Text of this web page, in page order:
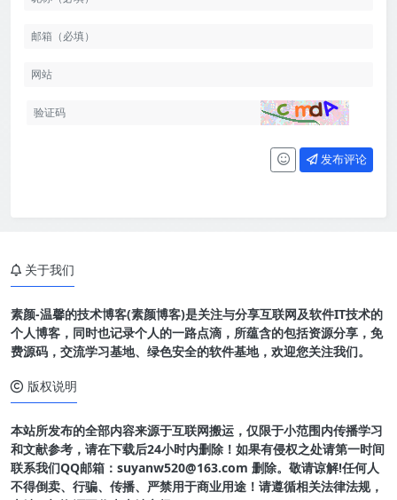
发布评论
关于我们
素颜-温馨的技术博客(素颜博客)是关注与分享互联网及软件IT技术的
个人博客，同时也记录个人的一路点滴，所蕴含的包括资源分享，免
费源码，交流学习基地、绿色安全的软件基地，欢迎您关注我们。
版权说明
本站所发布的全部内容来源于互联网搬运，仅限于小范围内传播学习
和文献参考，请在下载后24小时内删除！如果有侵权之处请第一时间
联系我们QQ邮箱：suyanw520@163.com 删除。敬请谅解!任何人
不得倒卖、行骗、传播、严禁用于商业用途！请遵循相关法律法规，